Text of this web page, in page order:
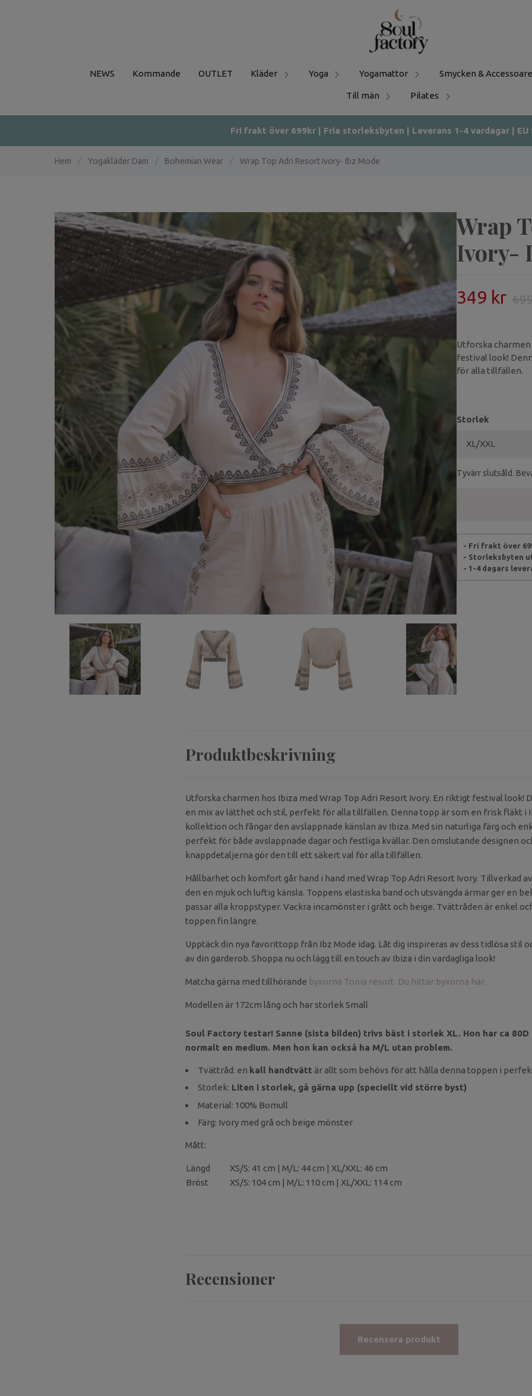
NEWS Kommande OUTLET Kläder Yoga Yogamattor Smycken &
Till män Pilates
Fri frakt över 699kr | Fria storleksbyten | Leverans 1-4 vardagar | EU
Hem Yogakläder Dam Bohemian Wear Wrap Top Adri Resort Ivory- Ibz Mode
Wrap
Ivory-
349 kr
Utforska
festival look!
för alla tillfällen.
Storlek
Tyvärr slutsåld.
- Fri frakt över
- Storleksbyten
- 1-4 dagars
Produktbeskrivning
Utforska charmen hos Ibiza med Wrap Top Adri Resort Ivory. En riktigt festival look!
en mix av lätthet och stil, perfekt för alla tillfällen. Denna topp är som en frisk fläkt i
kollektion och fångar den avslappnade känslan av Ibiza. Med sin naturliga färg och
perfekt för både avslappnade dagar och festliga kvällar. Den omslutande designen
knappdetaljerna gör den till ett säkert val för alla tillfällen.
Hållbarhet och komfort går hand i hand med Wrap Top Adri Resort Ivory. Tillverkad
den en mjuk och luftig känsla. Toppens elastiska band och utsvängda ärmar ger en
passar alla kroppstyper. Vackra incamönster i grått och beige. Tvättråden är enkel
toppen fin längre.
Upptäck din nya favorittopp från Ibz Mode idag. Låt dig inspireras av dess tidlösa stil
av din garderob. Shoppa nu och lägg till en touch av Ibiza i din vardagliga look!
Matcha gärna med tillhörande byxorna Tonia resort. Du hittar byxorna här.
Modellen är 172cm lång och har storlek Small
Soul Factory testar! Sanne (sista bilden) trivs bäst i storlek XL. Hon har ca 80D
normalt en medium. Men hon kan också ha M/L utan problem.
Tvättråd: en kall handtvätt är allt som behövs för att hålla denna toppen i
Storlek: Liten i storlek, gå gärna upp (speciellt vid större byst)
Material: 100% Bomull
Färg: Ivory med grå och beige mönster
Mått:
Längd
XS/S: 41 cm | M/L: 44 cm | XL/XXL: 46 cm
Bröst
XS/S: 104 cm | M/L: 110 cm | XL/XXL: 114 cm
Recensioner
Recensera produkt